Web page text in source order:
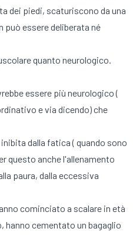
dei piedi, scaturiscono da una
può essere deliberata né
quanto neurologico.
essere più neurologico (
e via dicendo) che
dalla fatica ( quando sono
questo anche l'allenamento
paura, dalla eccessiva
cominciato a scalare in età
hanno cementato un bagaglio